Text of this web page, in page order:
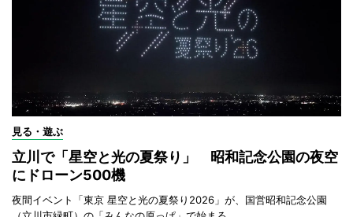
見る・遊ぶ
立川で「星空と光の夏祭り」 昭和記念公園の夜空
にドローン500機
夜間イベント「東京 星空と光の夏祭り2026」が、国営昭和記念公園